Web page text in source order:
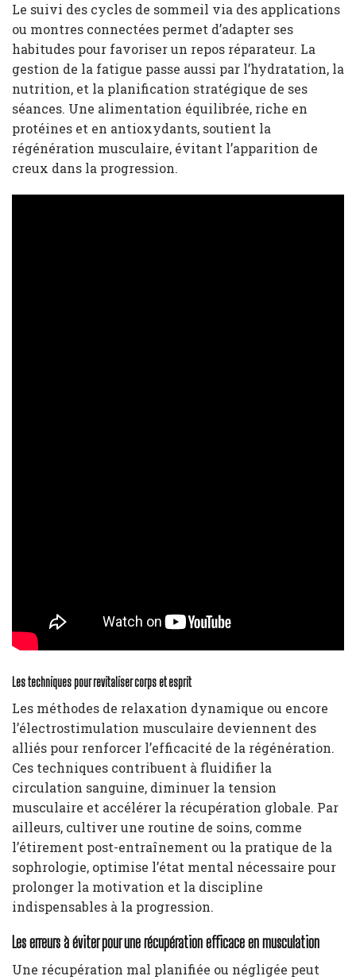
Le suivi des cycles de sommeil via des applications
ou montres connectées permet d’adapter ses
habitudes pour favoriser un repos réparateur. La
gestion de la fatigue passe aussi par l’hydratation, la
nutrition, et la planification stratégique de ses
séances. Une alimentation équilibrée, riche en
protéines et en antioxydants, soutient la
régénération musculaire, évitant l’apparition de
creux dans la progression.
Les techniques pour revitaliser corps et esprit
Les méthodes de relaxation dynamique ou encore
l’électrostimulation musculaire deviennent des
alliés pour renforcer l’efficacité de la régénération.
Ces techniques contribuent à fluidifier la
circulation sanguine, diminuer la tension
musculaire et accélérer la récupération globale. Par
ailleurs, cultiver une routine de soins, comme
l’étirement post-entraînement ou la pratique de la
sophrologie, optimise l’état mental nécessaire pour
prolonger la motivation et la discipline
indispensables à la progression.
Les erreurs à éviter pour une récupération efficace en musculation
Une récupération mal planifiée ou négligée peut